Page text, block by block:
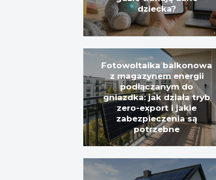
dziecka?
Fotowoltaika balkonowa
z magazynem energii
podłączanym do
gniazdka: jak działa tryb
zero-export i jakie
zabezpieczenia są
potrzebne